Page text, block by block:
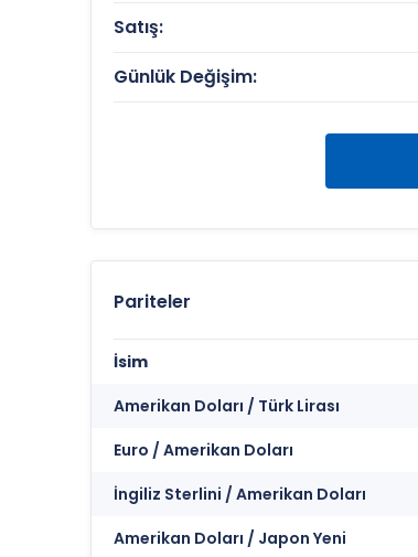
Satış:
Günlük Değişim:
Pariteler
İsim
Amerikan Doları / Türk Lirası
Euro / Amerikan Doları
İngiliz Sterlini / Amerikan Doları
Amerikan Doları / Japon Yeni